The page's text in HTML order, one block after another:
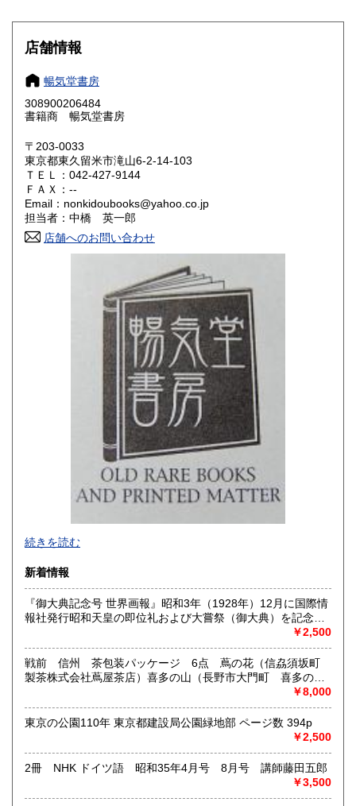
大阪府
奈良県
鳥取県
岡山県
山口県 180円
香川県 180円 愛媛県
高知県
180円 長崎県
180円 大分県
180円 鹿児島県
180円
店舗情報
暢気堂書房
308900206484
書籍商 暢気堂書房
〒203-0033
東京都東久留米市滝山6-2-14-103
ＴＥＬ：042-427-9144
ＦＡＸ：--
Email：nonkidoubooks@yahoo.co.jp
担当者：中橋 英一郎
店舗へのお問い合わせ
最寄駅：花小金井
営業時間：10:00〜18:00
定休日：不定休
古本・骨董品の出張買取のお申込み・ご予約は、お電話・ま
たはメールにて承っております。 お気軽にお問合わせくださ
出張費は無料です。旧家、蔵のあるお宅、昭和40年以前の古
いお宅の買取は、遠方でも大歓迎です。
取り扱い分野
社会科学、美術工芸、古典籍、近代文献、外国書
続きを読む
新着情報
『御大典記念号 世界画報』昭和3年（1928年）12月に国際情
報社発行昭和天皇の即位礼および大嘗祭（御大典）を記念す
るグラフ雑誌の臨時増刊号です。当時の儀式の様子や関連行
事を写した貴重な写真や解説が多数収録されています。
￥2,500
戦前 信州 茶包装パッケージ 6点 蔦の花（信劦須坂町
製茶株式会社蔦屋茶店）喜多の山（長野市大門町 喜多の園
本店）西沢園（長野県中堅町 西澤園本舗）梅の花（信州須
坂市梅の園茶店）奈良此園（信州中野町 西澤茶舗）美泉瀧
（信州長野市新町 茶間屋美濃久商店）瀧の音（信濃吉田本
￥8,000
東京の公園110年 東京都建設局公園緑地部 ページ数 394p
￥2,500
2冊 NHK ドイツ語 昭和35年4月号 8月号 講師藤田五郎
￥3,500